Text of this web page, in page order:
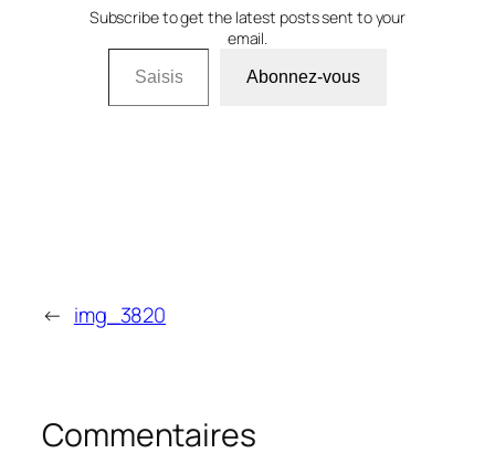
Subscribe to get the latest posts sent to your
email.
Saisissez votre adresse e-mail…
Abonnez-vous
← img_3820
Commentaires